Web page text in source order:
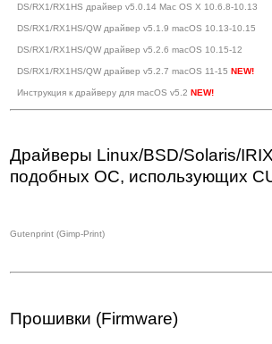
DS/RX1/RX1HS драйвер v5.0.14 Mac OS X 10.6.8-10.13
DS/RX1/RX1HS/QW драйвер v5.1.9 macOS 10.13-10.15
DS/RX1/RX1HS/QW драйвер v5.2.6 macOS 10.15-12
DS/RX1/RX1HS/QW драйвер v5.2.7 macOS 11-15
Инструкция к драйверу для macOS v5.2
Драйверы Linux/BSD/Solaris/
подобных ОС, использующих
Gutenprint (Gimp-Print)
Прошивки (Firmware)